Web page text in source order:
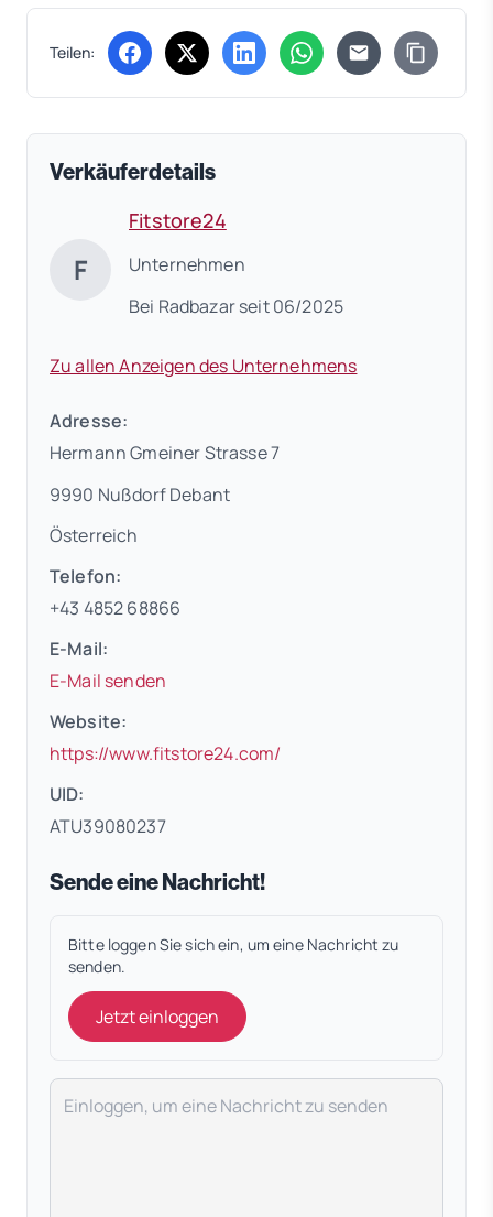
Teilen: (öffnet in neuem Tab)
(öffnet in neuem Tab)
(öffnet in neuem Tab)
(öffnet in neuem Tab)
Verkäuferdetails
F
Fitstore24
Unternehmen
Bei Radbazar seit 06/2025
Zu allen Anzeigen des Unternehmens
Adresse:
Hermann Gmeiner Strasse 7
9990 Nußdorf Debant
Österreich
Telefon:
+43 4852 68866
E-Mail:
E-Mail senden
Website:
https://www.fitstore24.com/
UID:
ATU39080237
Sende eine Nachricht!
Bitte loggen Sie sich ein, um eine Nachricht zu
senden.
Jetzt einloggen
Deine Nachricht